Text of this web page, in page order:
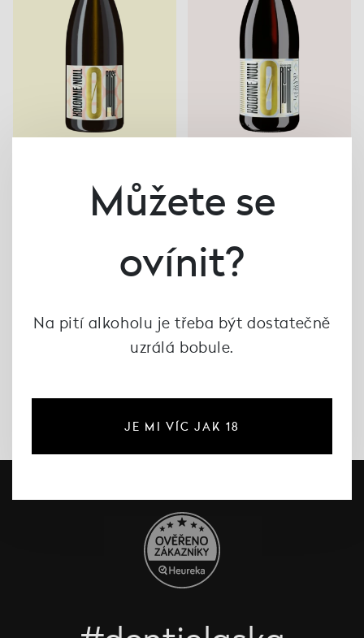
Rosé Sparkling, Kolonne
Null
Cuvée Rouge, Kolonne
Null
Můžete se
ovínit?
Na pití alkoholu je třeba být dostatečně
uzrálá bobule.
JE MI VÍC JAK 18